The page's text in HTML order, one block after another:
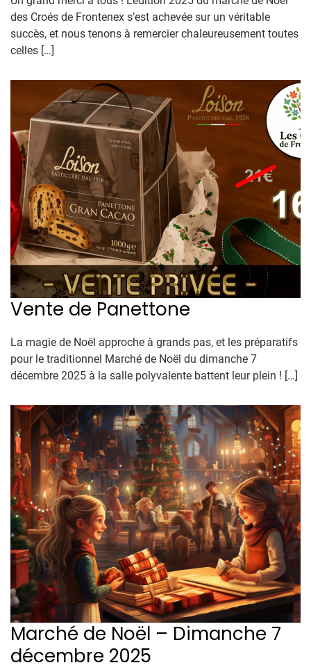
des Croés de Frontenex s’est achevée sur un véritable
succès, et nous tenons à remercier chaleureusement toutes
celles […]
Vente de Panettone
La magie de Noël approche à grands pas, et les préparatifs
pour le traditionnel Marché de Noël du dimanche 7
décembre 2025 à la salle polyvalente battent leur plein ! […]
Marché de Noël – Dimanche 7
décembre 2025